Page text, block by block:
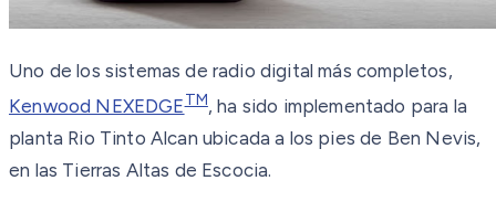
Uno de los sistemas de radio digital más completos,
Kenwood NEXEDGETM, ha sido implementado para la
planta Rio Tinto Alcan ubicada a los pies de Ben Nevis,
en las Tierras Altas de Escocia.